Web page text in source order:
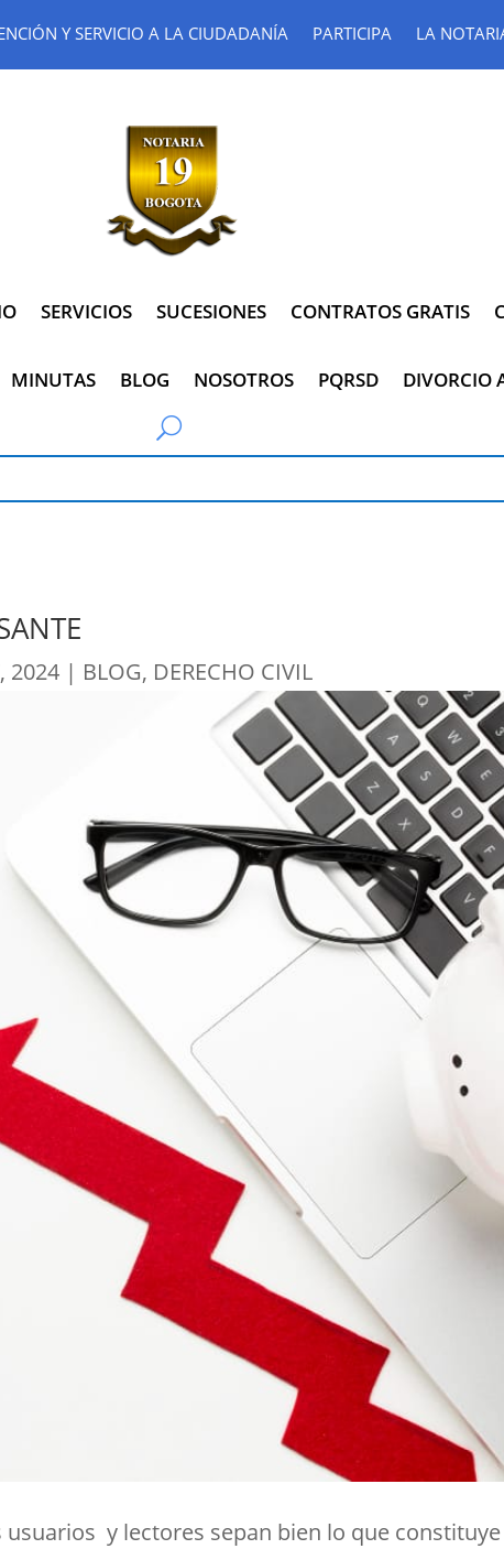
Y SERVICIO A LA CIUDADANÍA PARTICIPA LA
SERVICIOS SUCESIONES CONTRATOS GRATIS
MINUTAS BLOG NOSOTROS PQRSD DIVORCIO
2024 | BLOG, DERECHO CIVIL
y lectores sepan bien lo que